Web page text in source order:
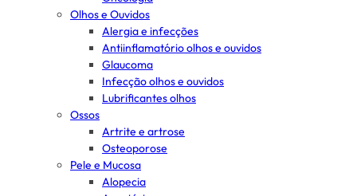
Olhos e Ouvidos
Alergia e infecções
Antiinflamatório olhos e ouvidos
Glaucoma
Infecção olhos e ouvidos
Lubrificantes olhos
Ossos
Artrite e artrose
Osteoporose
Pele e Mucosa
Alopecia